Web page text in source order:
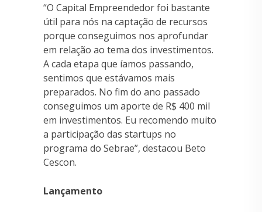
“O Capital Empreendedor foi bastante
útil para nós na captação de recursos
porque conseguimos nos aprofundar
em relação ao tema dos investimentos.
A cada etapa que íamos passando,
sentimos que estávamos mais
preparados. No fim do ano passado
conseguimos um aporte de R$ 400 mil
em investimentos. Eu recomendo muito
a participação das startups no
programa do Sebrae”, destacou Beto
Cescon.
Lançamento